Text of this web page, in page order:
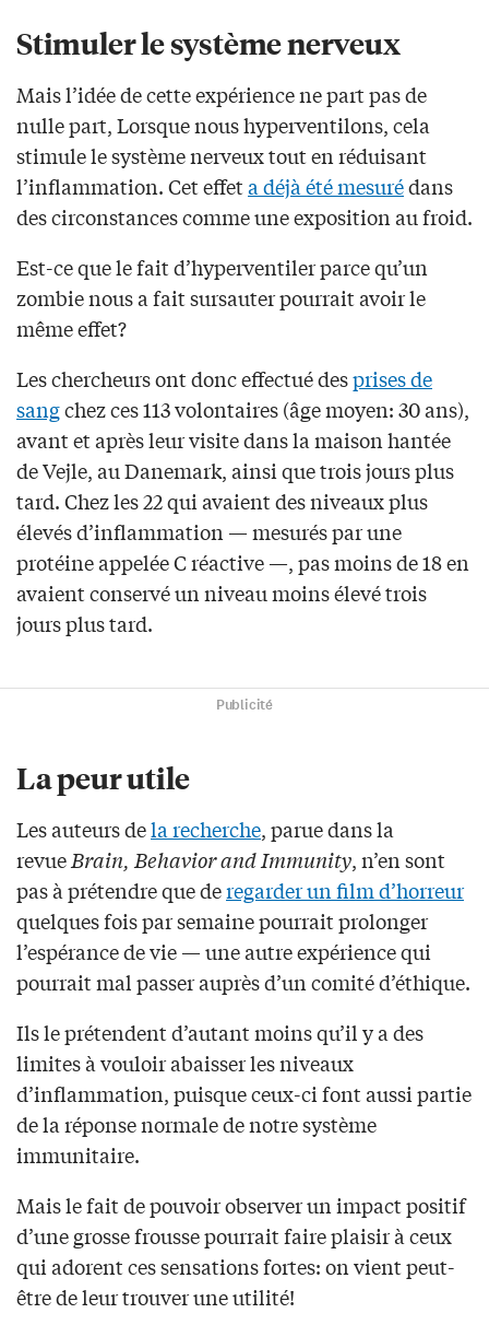
Stimuler le système nerveux
Mais l’idée de cette expérience ne part pas de
nulle part, Lorsque nous hyperventilons, cela
stimule le système nerveux tout en réduisant
l’inflammation. Cet effeta déjà été mesurédans
des circonstances comme une exposition au froid.
Est-ce que le fait d’hyperventiler parce qu’un
zombie nous a fait sursauter pourrait avoir le
même effet?
Les chercheurs ont donc effectué desprises de
sangchez ces 113 volontaires (âge moyen: 30 ans),
avant et après leur visite dans la maison hantée
de Vejle, au Danemark, ainsi que trois jours plus
tard. Chez les 22 qui avaient des niveaux plus
élevés d’inflammation — mesurés par une
protéine appelée C réactive —, pas moins de 18 en
avaient conservé un niveau moins élevé trois
jours plus tard.
Publicité
La peur utile
Les auteurs dela recherche, parue dans la
revueBrain, Behavior and Immunity, n’en sont
pas à prétendre que deregarder un film d’horreur
quelques fois par semaine pourrait prolonger
l’espérance de vie — une autre expérience qui
pourrait mal passer auprès d’un comité d’éthique.
Ils le prétendent d’autant moins qu’il y a des
limites à vouloir abaisser les niveaux
d’inflammation, puisque ceux-ci font aussi partie
de la réponse normale de notre système
immunitaire.
Mais le fait de pouvoir observer un impact positif
d’une grosse frousse pourrait faire plaisir à ceux
qui adorent ces sensations fortes: on vient peut-
être de leur trouver une utilité!